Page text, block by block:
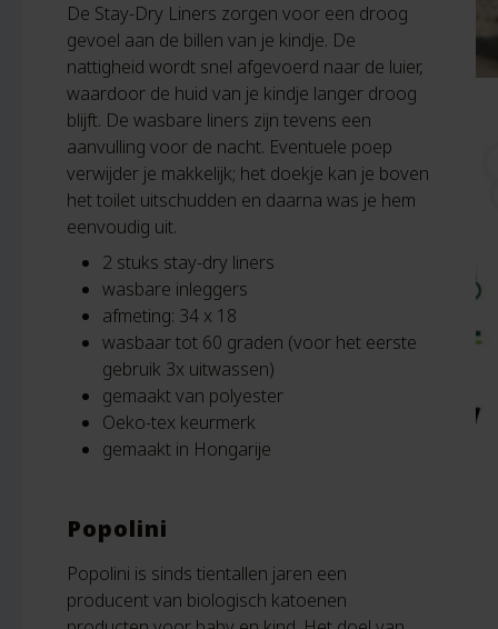
De Stay-Dry Liners zorgen voor een droog
gevoel aan de billen van je kindje. De
nattigheid wordt snel afgevoerd naar de luier,
waardoor de huid van je kindje langer droog
blijft. De wasbare liners zijn tevens een
aanvulling voor de nacht. Eventuele poep
verwijder je makkelijk; het doekje kan je boven
het toilet uitschudden en daarna was je hem
eenvoudig uit.
2 stuks stay-dry liners
wasbare inleggers
afmeting: 34 x 18
wasbaar tot 60 graden (voor het eerste
gebruik 3x uitwassen)
gemaakt van polyester
Oeko-tex keurmerk
gemaakt in Hongarije
Popolini
Popolini is sinds tientallen jaren een
producent van biologisch katoenen